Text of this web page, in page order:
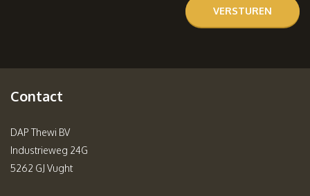
Contact
DAP Thewi BV
Industrieweg 24G
5262 GJ Vught